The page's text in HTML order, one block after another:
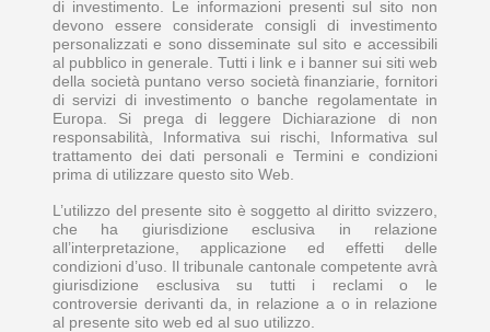
di investimento. Le informazioni presenti sul sito non
devono essere considerate consigli di investimento
personalizzati e sono disseminate sul sito e accessibili
al pubblico in generale. Tutti i link e i banner sui siti web
della società puntano verso società finanziarie, fornitori
di servizi di investimento o banche regolamentate in
Europa. Si prega di leggere Dichiarazione di non
responsabilità, Informativa sui rischi, Informativa sul
trattamento dei dati personali e Termini e condizioni
prima di utilizzare questo sito Web.
L’utilizzo del presente sito è soggetto al diritto svizzero,
che ha giurisdizione esclusiva in relazione
all’interpretazione, applicazione ed effetti delle
condizioni d’uso. Il tribunale cantonale competente avrà
giurisdizione esclusiva su tutti i reclami o le
controversie derivanti da, in relazione a o in relazione
al presente sito web ed al suo utilizzo.